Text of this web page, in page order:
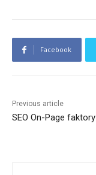
Facebook
Previous article
SEO On-Page faktory